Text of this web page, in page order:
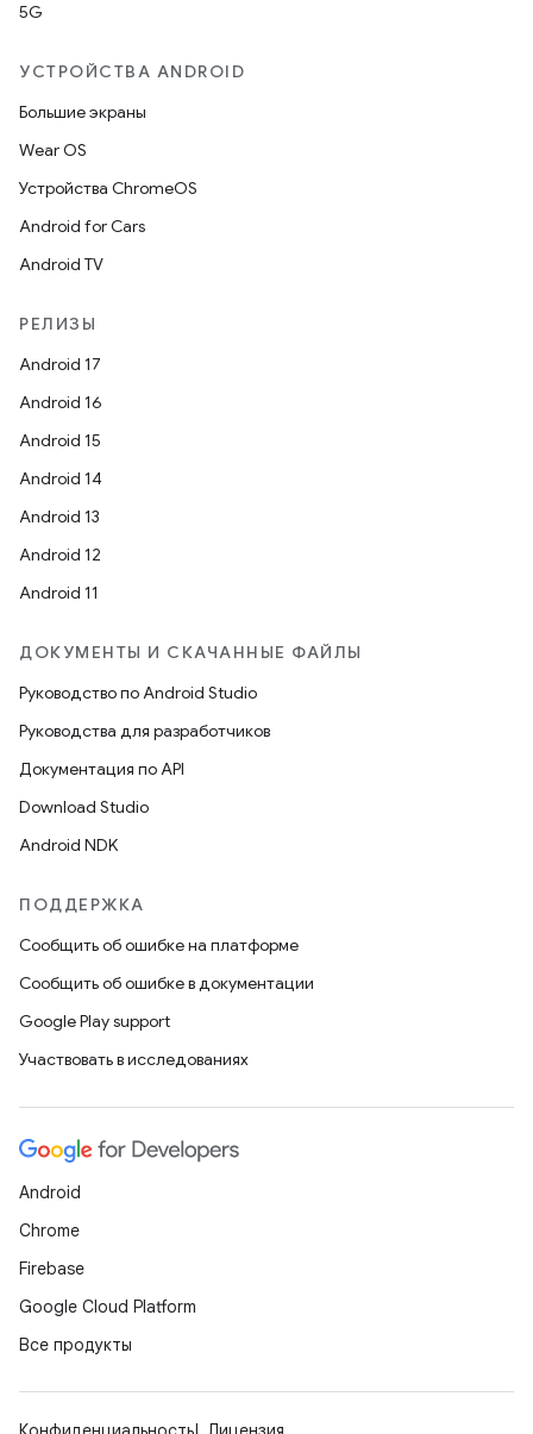
5G
УСТРОЙСТВА ANDROID
Большие экраны
Wear OS
Устройства ChromeOS
Android for Cars
Android TV
РЕЛИЗЫ
Android 17
Android 16
Android 15
Android 14
Android 13
Android 12
Android 11
ДОКУМЕНТЫ И СКАЧАННЫЕ ФАЙЛЫ
Руководство по Android Studio
Руководства для разработчиков
Документация по API
Download Studio
Android NDK
ПОДДЕРЖКА
Сообщить об ошибке на платформе
Сообщить об ошибке в документации
Google Play support
Участвовать в исследованиях
Android
Chrome
Firebase
Google Cloud Platform
Все продукты